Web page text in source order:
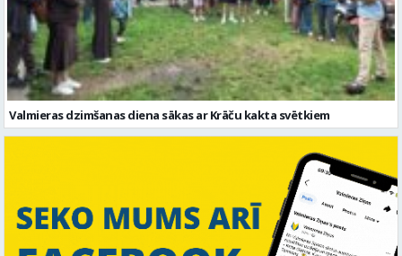
Valmieras dzimšanas diena sākas ar Krāču kakta svētkiem